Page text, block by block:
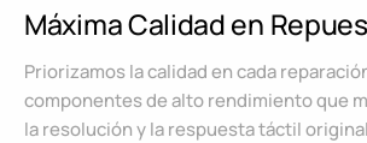
Máxima Calidad en
Priorizamos la calidad en cada
componentes de alto rendimiento que
la resolución y la respuesta táctil